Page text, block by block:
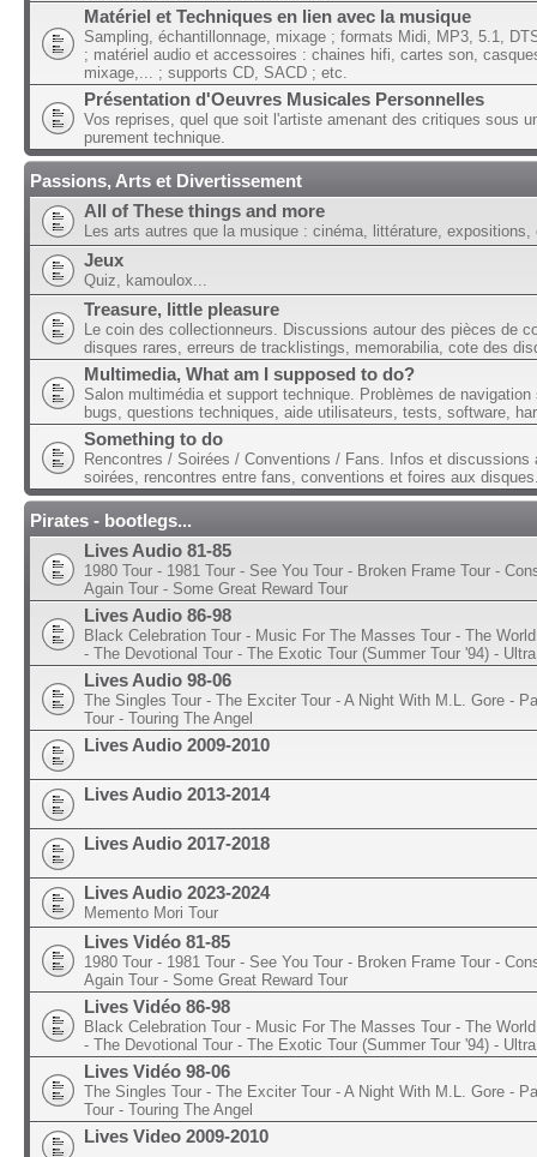
Matériel et Techniques en lien avec la musique
Sampling, échantillonnage, mixage ; formats Midi, MP3, 5.1,
; matériel audio et accessoires : chaines hifi, cartes son,
mixage,... ; supports CD, SACD ; etc.
Présentation d'Oeuvres Musicales Personnelles
Vos reprises, quel que soit l'artiste amenant des critiques sous
purement technique.
Passions, Arts et Divertissement
All of These things and more
Les arts autres que la musique : cinéma, littérature, expositions,
Jeux
Quiz, kamoulox...
Treasure, little pleasure
Le coin des collectionneurs. Discussions autour des pièces de
disques rares, erreurs de tracklistings, memorabilia, cote des
Multimedia, What am I supposed to do?
Salon multimédia et support technique. Problèmes de navigation
bugs, questions techniques, aide utilisateurs, tests, software,
Something to do
Rencontres / Soirées / Conventions / Fans. Infos et discussions
soirées, rencontres entre fans, conventions et foires aux
Pirates - bootlegs...
Lives Audio 81-85
1980 Tour - 1981 Tour - See You Tour - Broken Frame Tour -
Again Tour - Some Great Reward Tour
Lives Audio 86-98
Black Celebration Tour - Music For The Masses Tour - The
- The Devotional Tour - The Exotic Tour (Summer Tour '94) -
Lives Audio 98-06
The Singles Tour - The Exciter Tour - A Night With M.L. Gore -
Tour - Touring The Angel
Lives Audio 2009-2010
Lives Audio 2013-2014
Lives Audio 2017-2018
Lives Audio 2023-2024
Memento Mori Tour
Lives Vidéo 81-85
1980 Tour - 1981 Tour - See You Tour - Broken Frame Tour -
Again Tour - Some Great Reward Tour
Lives Vidéo 86-98
Black Celebration Tour - Music For The Masses Tour - The
- The Devotional Tour - The Exotic Tour (Summer Tour '94) -
Lives Vidéo 98-06
The Singles Tour - The Exciter Tour - A Night With M.L. Gore -
Tour - Touring The Angel
Lives Video 2009-2010